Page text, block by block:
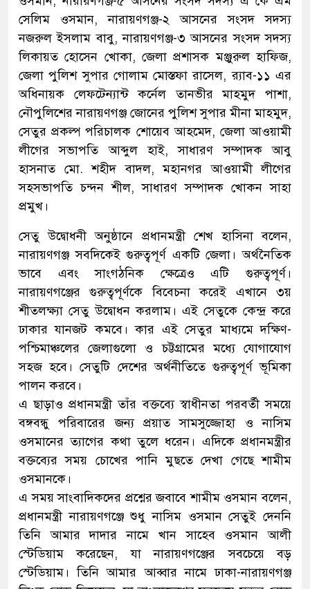
সেলিম ওসমান, নারায়ণগঞ্জ-২ আসনের সংসদ সদস্য
নজরুল ইসলাম বাবু, নারায়ণগঞ্জ-৩ আসনের সংসদ সদস্য
লিকায়ত হোসেন খোকা, জেলা প্রশাসক মঞ্জুরুল হাফিজ,
জেলা পুলিশ সুপার গোলাম মোস্তফা রাসেল, ব়্যাব-১১ এর
অধিনায়ক লেফটেন্যান্ট কর্নেল তানভীর মাহমুদ পাশা,
নৌপুলিশের নারায়ণগঞ্জ জোনের পুলিশ সুপার মীনা মাহমুদ,
সেতুর প্রকল্প পরিচালক শোয়েব আহমেদ, জেলা আওয়ামী
লীগের সভাপতি আব্দুল হাই, সাধারণ সম্পাদক আবু
হাসনাত মো. শহীদ বাদল, মহানগর আওয়ামী লীগের
সহসভাপতি চন্দন শীল, সাধারণ সম্পাদক খোকন সাহা
প্রমুখ।
সেতু উদ্বোধনী অনুষ্ঠানে প্রধানমন্ত্রী শেখ হাসিনা বলেন,
নারায়ণগঞ্জ সবদিকেই গুরুত্বপূর্ণ একটি জেলা। অর্থনৈতিক
ভাবে এবং সাংগঠনিক ক্ষেত্রেও এটি গুরুত্বপূর্ণ।
নারায়ণগঞ্জের গুরুত্বপূর্ণকে বিবেচনা করেই এখানে ৩য়
শীতলক্ষ্যা সেতু উদ্বোধন করলাম। এই সেতুকে কেন্দ্র করে
ঢাকার যানজট কমবে। কার এই সেতুর মাধ্যমে দক্ষিণ-
পশ্চিমাঞ্চলের জেলাগুলো ও চট্টগ্রামের মধ্যে যোগাযোগ
সহজ হবে। সেতুটি দেশের অর্থনীতিতে গুরুত্বপূর্ণ ভূমিকা
পালন করবে।
এ ছাড়াও প্রধানমন্ত্রী তাঁর বক্তব্যে স্বাধীনতা পরবর্তী সময়ে
বঙ্গবন্ধু পরিবারের জন্য প্রয়াত সামসুজ্জোহা ও নাসিম
ওসমানের ত্যাগের কথা তুলে ধরেন। এদিকে প্রধানমন্ত্রীর
বক্তব্যের সময় চোখের পানি মুছতে দেখা গেছে শামীম
ওসমানকে।
এ সময় সাংবাদিকদের প্রশ্নের জবাবে শামীম ওসমান বলেন,
প্রধানমন্ত্রী নারায়ণগঞ্জে শুধু নাসিম ওসমান সেতুই দেননি
তিনি আমার দাদার নামে খান সাহেব ওসমান আলী
স্টেডিয়াম করেছেন, যা নারায়ণগঞ্জের সবচেয়ে বড়
স্টেডিয়াম। তিনি আমার আব্বার নামে ঢাকা-নারায়ণগঞ্জ